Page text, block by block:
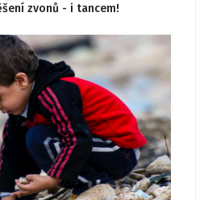
zvonů - i tancem!